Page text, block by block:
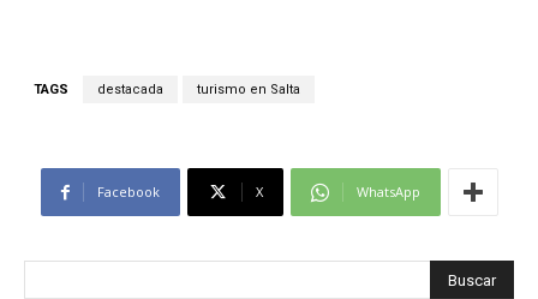
TAGS destacada turismo en Salta
Facebook X WhatsApp